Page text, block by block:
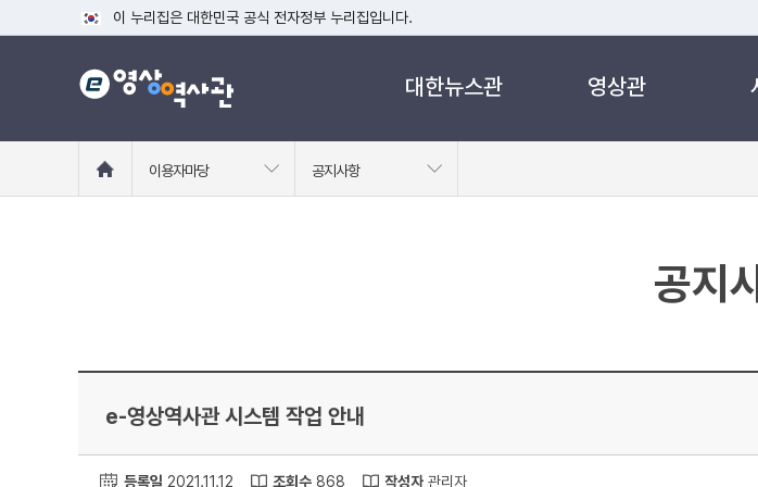
이 누리집은 대한민국 공식 전자정부 누리집입니다.
공식 누리집 주소 확인하기
go.kr 주소를 사용하는 누리집은 대한민국 정부기관이 관리하는 누리집입니다.
대한뉴스관 영상관
로
이용자마당 공지사항
공지
e-영상역사관 시스템 작업 안내
등록일 2021.11.12 조회수 868 작성자 관리자